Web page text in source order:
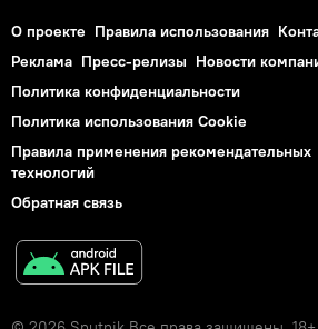
О проекте Правила использования
Реклама Пресс-релизы Новости
Политика конфиденциальности
Политика использования Cookie
Правила применения рекомендательных
технологий
Обратная связь